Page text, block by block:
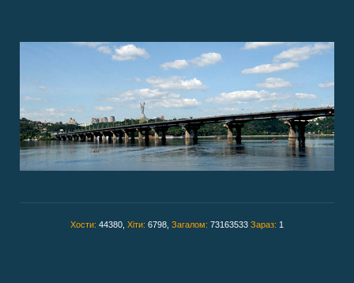
Хости: 44380, Хіти: 6798, Загалом: 73163533 Зараз: 1